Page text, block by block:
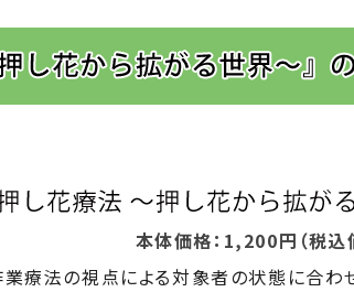
本体価格：1,200円（税込
療法の視点による対象者の状態に合わ